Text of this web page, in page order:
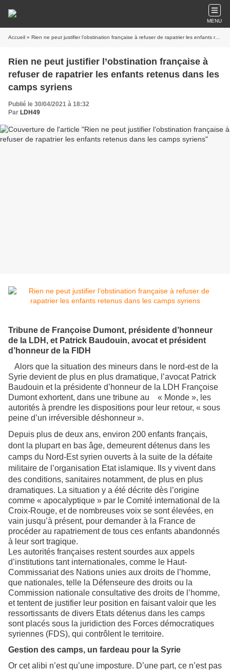
MENU
Accueil » Rien ne peut justifier l’obstination française à refuser de rapatrier les enfants retenus dans les camps syriens
Rien ne peut justifier l’obstination française à
refuser de rapatrier les enfants retenus dans les
camps syriens
Publié le 30/04/2021 à 18:32
Par LDH49
Tribune de Françoise Dumont, présidente d’honneur
de la LDH, et Patrick Baudouin, avocat et président
d’honneur de la FIDH
Alors que la situation des mineurs dans le nord-est de la
Syrie devient de plus en plus dramatique, l’avocat Patrick
Baudouin et la présidente d’honneur de la LDH Françoise
Dumont exhortent, dans une tribune au « Monde », les
autorités à prendre les dispositions pour leur retour, « sous
peine d’un irréversible déshonneur ».
Depuis plus de deux ans, environ 200 enfants français,
dont la plupart en bas âge, demeurent détenus dans les
camps du Nord-Est syrien ouverts à la suite de la défaite
militaire de l’organisation Etat islamique. Ils y vivent dans
des conditions, sanitaires notamment, de plus en plus
dramatiques. La situation y a été décrite dès l’origine
comme « apocalyptique » par le Comité international de la
Croix-Rouge, et de nombreuses voix se sont élevées, en
vain jusqu’à présent, pour demander à la France de
procéder au rapatriement de tous ces enfants abandonnés
à leur sort tragique.
Les autorités françaises restent sourdes aux appels
d’institutions tant internationales, comme le Haut-
Commissariat des Nations unies aux droits de l’homme,
que nationales, telle la Défenseure des droits ou la
Commission nationale consultative des droits de l’homme,
et tentent de justifier leur position en faisant valoir que les
ressortissants de divers Etats détenus dans les camps
sont placés sous la juridiction des Forces démocratiques
syriennes (FDS), qui contrôlent le territoire.
Gestion des camps, un fardeau pour la Syrie
Or cet alibi n’est qu’une imposture. D’une part, ce n’est pas